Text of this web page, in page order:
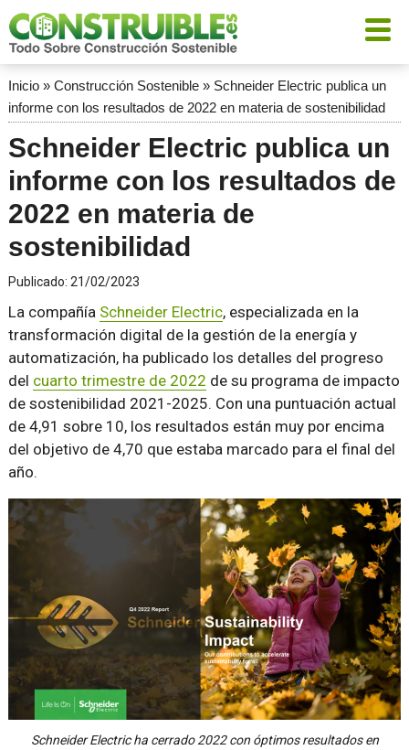
Inicio» Construcción Sostenible» Schneider Electric publica un
informe con los resultados de 2022 en materia de sostenibilidad
Schneider Electric publica un
informe con los resultados de
2022 en materia de
sostenibilidad
Publicado: 21/02/2023
La compañía Schneider Electric, especializada en la
transformación digital de la gestión de la energía y
automatización, ha publicado los detalles del progreso
del cuarto trimestre de 2022 de su programa de impacto
de sostenibilidad 2021-2025. Con una puntuación actual
de 4,91 sobre 10, los resultados están muy por encima
del objetivo de 4,70 que estaba marcado para el final del
año.
Schneider Electric ha cerrado 2022 con óptimos resultados en